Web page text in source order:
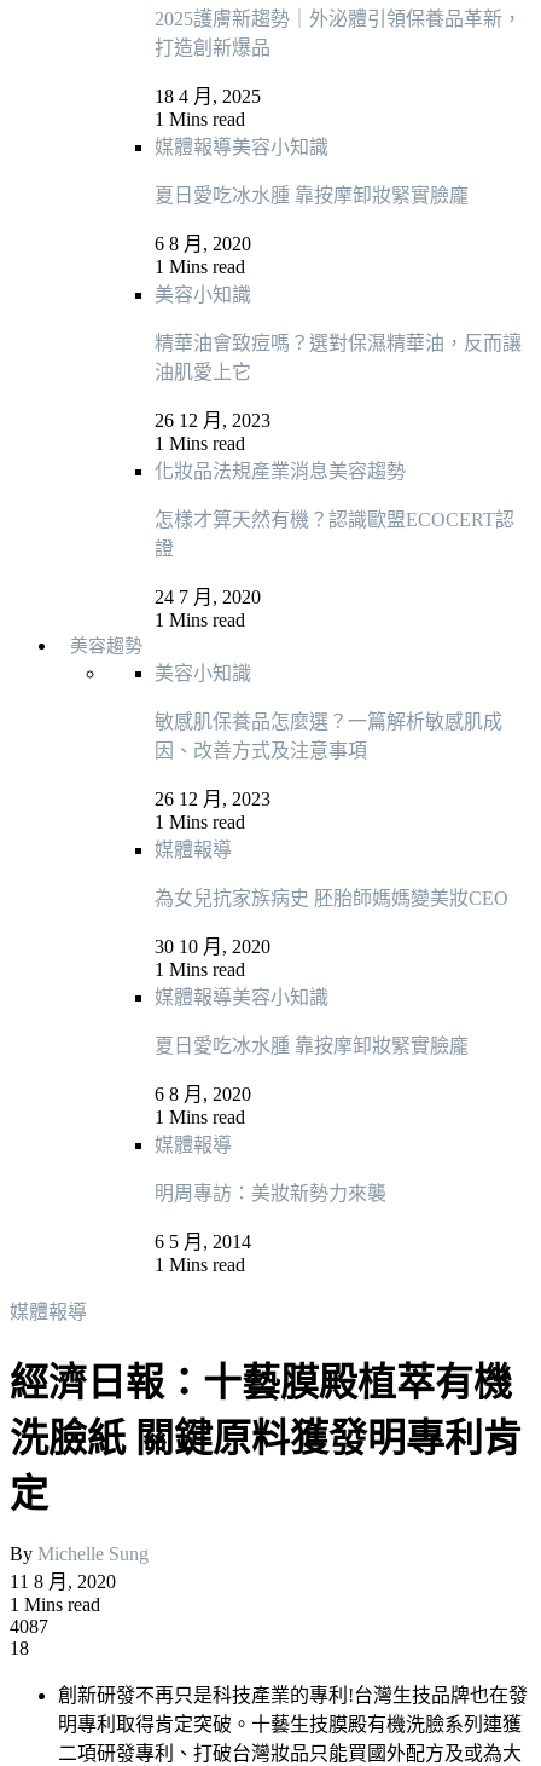
2025護膚新趨勢｜外泌體引領保養品革新，
打造創新爆品
18 4 月, 2025
1 Mins read
媒體報導美容小知識
夏日愛吃冰水腫 靠按摩卸妝緊實臉龐
6 8 月, 2020
1 Mins read
美容小知識
精華油會致痘嗎？選對保濕精華油，反而讓
油肌愛上它
26 12 月, 2023
1 Mins read
化妝品法規產業消息美容趨勢
怎樣才算天然有機？認識歐盟ECOCERT認
證
24 7 月, 2020
1 Mins read
美容趨勢
美容小知識
敏感肌保養品怎麼選？一篇解析敏感肌成
因、改善方式及注意事項
26 12 月, 2023
1 Mins read
媒體報導
為女兒抗家族病史 胚胎師媽媽變美妝CEO
30 10 月, 2020
1 Mins read
媒體報導美容小知識
夏日愛吃冰水腫 靠按摩卸妝緊實臉龐
6 8 月, 2020
1 Mins read
媒體報導
明周專訪：美妝新勢力來襲
6 5 月, 2014
1 Mins read
媒體報導
經濟日報：十藝膜殿植萃有機
洗臉紙 關鍵原料獲發明專利肯
定
By Michelle Sung
11 8 月, 2020
1 Mins read
4087
18
創新研發不再只是科技產業的專利!台灣生技品牌也在發
明專利取得肯定突破。十藝生技膜殿有機洗臉系列連獲
二項研發專利、打破台灣妝品只能買國外配方及或為大